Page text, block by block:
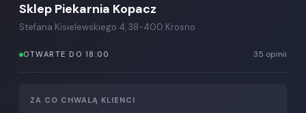
Sklep Piekarnia Kopacz
Stefana Kisielewskiego 4, 38-400 Krosno
OTWARTE DO 18:00 35 opinii
ZA CO CHWALĄ KLIENCI